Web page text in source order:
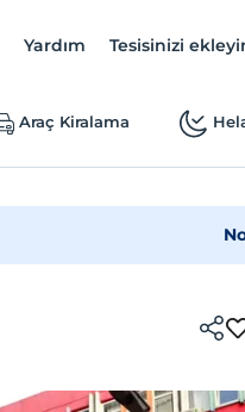
Yardım Tesisinizi
Araç Kiralama